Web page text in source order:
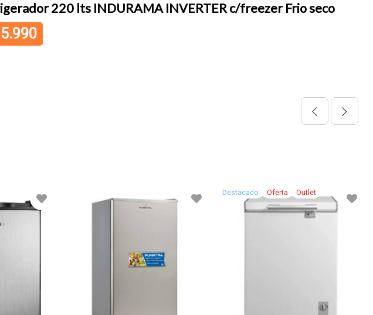
Refrigerador 265 lts. ELECTROLUX inverter
Destacado Oferta Outlet